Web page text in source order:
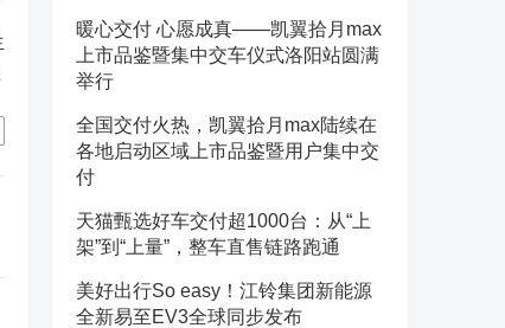
暖心交付 心愿成真——凯翼拾月max
上市品鉴暨集中交车仪式洛阳站圆满
举行
全国交付火热，凯翼拾月max陆续在
各地启动区域上市品鉴暨用户集中交
付
天猫甄选好车交付超1000台：从“上
架”到“上量”，整车直售链路跑通
美好出行So easy！江铃集团新能源
全新易至EV3全球同步发布